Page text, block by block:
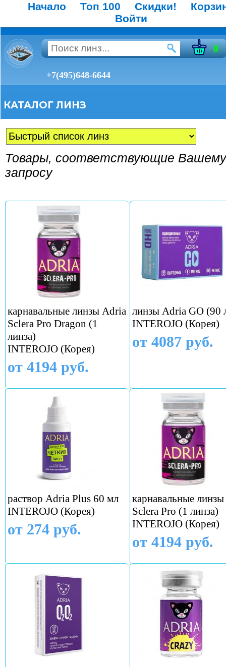
Начало Топ 100 Скидки!
Войти
0
+7(495)648-6644
КАТАЛОГ ЛИНЗ
Товары, соответствующие Вашему
запросу
карнавальные линзы Adria
Sclera Pro Dragon (1
линза)
INTEROJO (Корея)
от 4194 руб.
линзы Adria GO (90
INTEROJO (Корея)
от 4087 руб.
раствор Adria Plus 60 мл
INTEROJO (Корея)
от 274 руб.
карнавальные
Sclera Pro (1 линза)
INTEROJO (Корея)
от 4194 руб.